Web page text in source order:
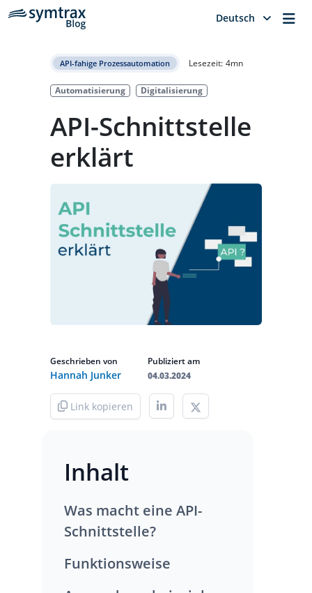
Deutsch
API-fahige Prozessautomation Lesezeit: 4mn
Automatisierung Digitalisierung
API-Schnittstelle
erklärt
Geschrieben von
Hannah Junker
Publiziert am
04.03.2024
Link kopieren
Inhalt
Was macht eine API-
Schnittstelle?
Funktionsweise